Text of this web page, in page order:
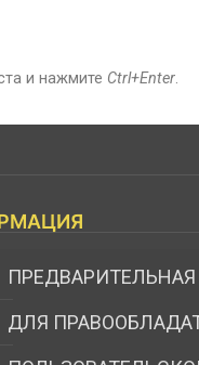
и нажмите Ctrl+Enter.
ПРЕДВАРИТЕЛЬНАЯ
ДЛЯ